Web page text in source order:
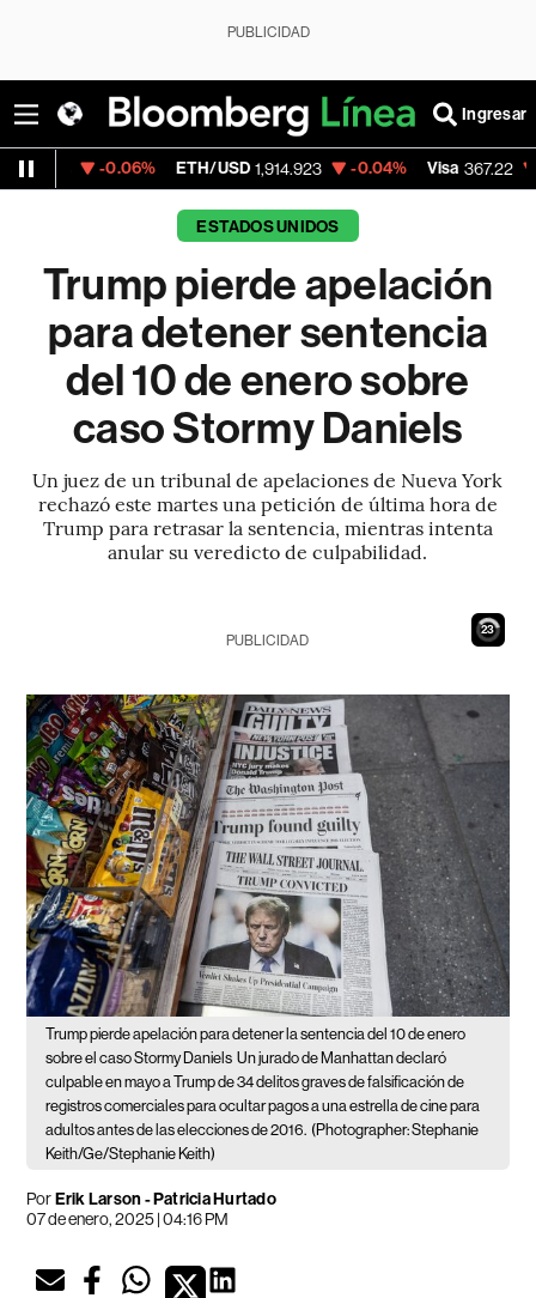
PUBLICIDAD
Ingresar
ETH/USD 1,914.923 -0.04% Visa 367.22 -0.36%
ESTADOS UNIDOS
Trump pierde apelación
para detener sentencia
del 10 de enero sobre
caso Stormy Daniels
Un juez de un tribunal de apelaciones de Nueva York
rechazó este martes una petición de última hora de
Trump para retrasar la sentencia, mientras intenta
anular su veredicto de culpabilidad.
22
PUBLICIDAD
Trump pierde apelación para detener la sentencia del 10 de enero
sobre el caso Stormy Daniels Un jurado de Manhattan declaró
culpable en mayo a Trump de 34 delitos graves de falsificación de
registros comerciales para ocultar pagos a una estrella de cine para
adultos antes de las elecciones de 2016. (Photographer: Stephanie
Keith/Ge/Stephanie Keith)
PorErik Larson - Patricia Hurtado
07 de enero, 2025 | 04:16 PM